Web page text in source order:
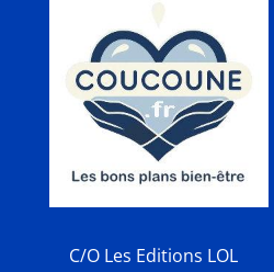
C/O Les Editions LOL